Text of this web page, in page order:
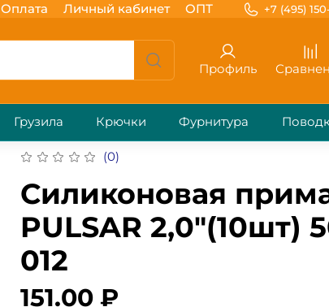
Оплата Личный кабинет ОПТ +7 (495)
Профиль
Грузила Крючки Фурнитура
(0)
Силиконовая
PULSAR 2,0"(10шт)
012
151.00 ₽